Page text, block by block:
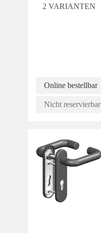
2 VARIANTEN
Online bestellbar
Nicht reservierbar